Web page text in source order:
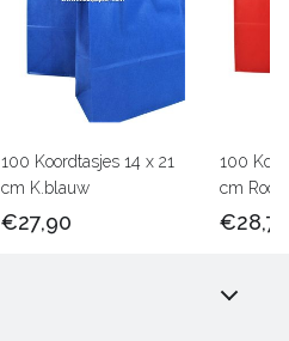
100 Koordtasjes 14 x 21
cm K.blauw
€27,90
100
cm Rood
€28,75